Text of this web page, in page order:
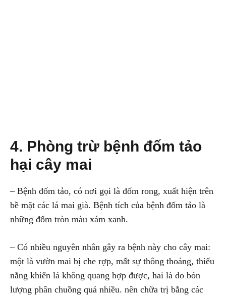
4. Phòng trừ bệnh đốm tảo
hại cây mai
– Bệnh đốm tảo, có nơi gọi là đốm rong, xuất hiện trên
bề mặt các lá mai già. Bệnh tích của bệnh đốm tảo là
những đốm tròn màu xám xanh.
– Có nhiều nguyên nhân gây ra bệnh này cho cây mai:
một là vườn mai bị che rợp, mất sự thông thoáng, thiếu
nắng khiến lá không quang hợp được, hai là do bón
lượng phân chuồng quá nhiều. nên chữa trị bằng các